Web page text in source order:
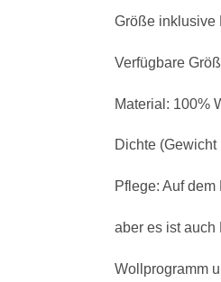
Größe inklusive
Verfügbare
Material: 100%
Dichte (Gewicht
Pflege: Auf
aber es ist auch
Wollprogramm